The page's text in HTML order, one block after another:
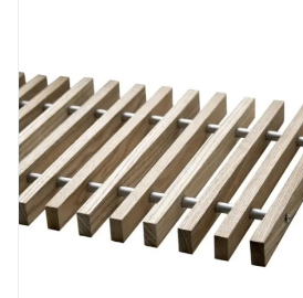
сифоны и
Запорная и
арматура
Радиаторы
конвекторы